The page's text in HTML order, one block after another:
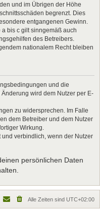
und im Übrigen der Höhe
begrenzt. Dies
entgangenen Gewinn.
bis c gilt sinngemäß auch
des Betreibers.
nationalem Recht bleiben
und die
wird dem Nutzer per E-
zu widersprechen. Im Falle
dem Betreiber und dem Nutzer
Wirkung.
verbindlich, wenn der Nutzer
persönlichen Daten
Alle Zeiten sind UTC+02:00